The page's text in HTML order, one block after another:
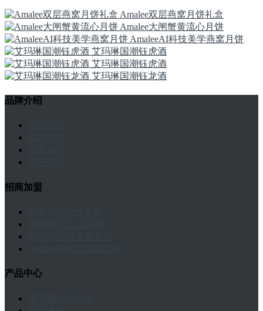
Amalee双层燕窝月饼礼盒
Amalee大闸蟹黄流心月饼
AmaleeAI科技美学燕窝月饼
艾玛琳国潮钰虎酒
艾玛琳国潮钰虎酒
艾玛琳国潮钰龙酒
品牌介绍
招商加盟
产品中心